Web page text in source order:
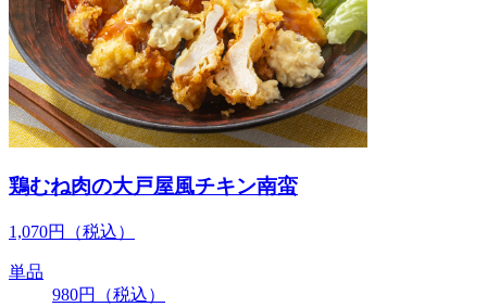
鶏むね肉の大戸屋風チキン南蛮
1,070円 （税込）
単品
980円 （税込）